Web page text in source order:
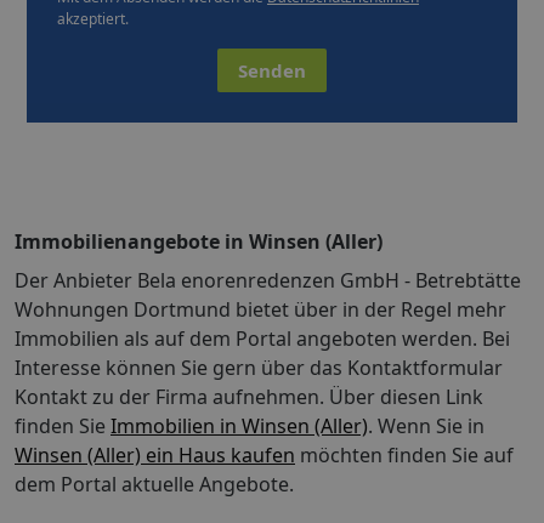
akzeptiert.
Senden
Immobilienangebote in Winsen (Aller)
Der Anbieter Bela enorenredenzen GmbH - Betrebtätte
Wohnungen Dortmund bietet über in der Regel mehr
Immobilien als auf dem Portal angeboten werden. Bei
Interesse können Sie gern über das Kontaktformular
Kontakt zu der Firma aufnehmen. Über diesen Link
finden Sie Immobilien in Winsen (Aller). Wenn Sie in
Winsen (Aller) ein Haus kaufen möchten finden Sie auf
dem Portal aktuelle Angebote.